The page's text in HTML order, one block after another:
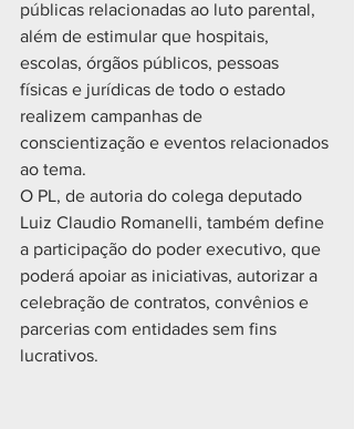
públicas relacionadas ao luto parental,
além de estimular que hospitais,
escolas, órgãos públicos, pessoas
físicas e jurídicas de todo o estado
realizem campanhas de
conscientização e eventos relacionados
ao tema.
O PL, de autoria do colega deputado
Luiz Claudio Romanelli, também define
a participação do poder executivo, que
poderá apoiar as iniciativas, autorizar a
celebração de contratos, convênios e
parcerias com entidades sem fins
lucrativos.